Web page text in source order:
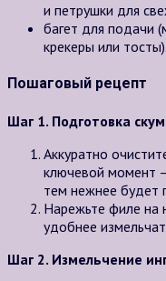
и петрушки для
багет для подачи
крекеры или тосты).
Пошаговый рецепт
Шаг 1. Подготовка
Аккуратно
ключевой момент
тем нежнее будет
Нарежьте филе на
удобнее
Шаг 2. Измельчение